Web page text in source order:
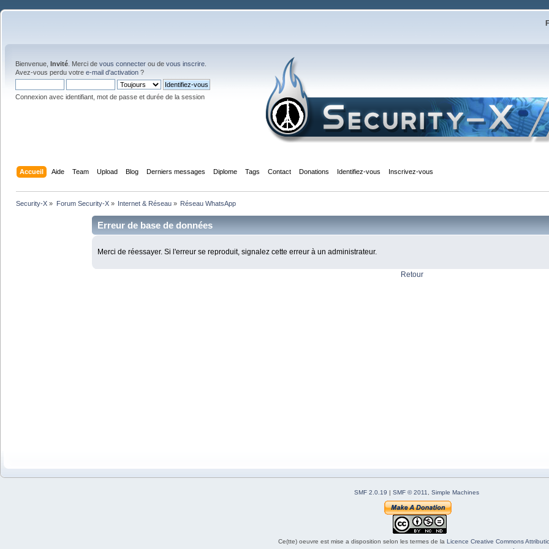
Bienvenue, Invité . Merci de vous connecter ou de vous inscrire
Avez-vous perdu votre e-mail d'activation ?
Connexion avec identifiant, mot de passe et durée de la session
Accueil Aide Team Upload Blog Derniers messages Diplome Tags Contact Donations Identifiez-vous Inscrivez-vous
Security-X » Forum Security-X» Internet & Réseau» Réseau WhatsApp
Erreur de base de données
Merci de réessayer. Si l'erreur se reproduit, signalez cette erreur à un administrateur.
Retour
SMF 2.0.19 | SMF © 2011 Simple Machines
Ce(tte) oeuvre est mise a disposition selon les termes de la Licence Creative Commons